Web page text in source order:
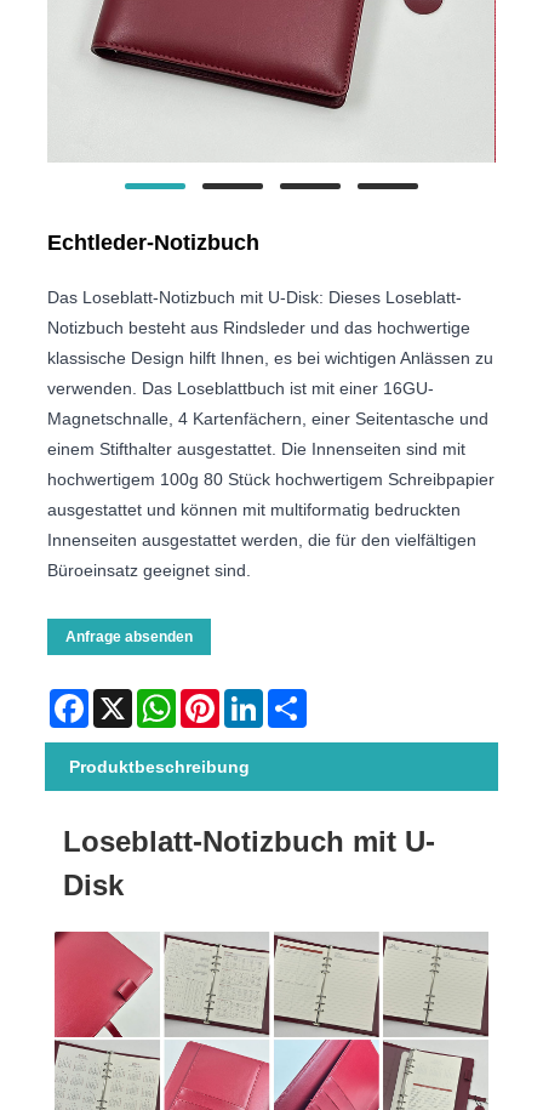
Echtleder-Notizbuch
Das Loseblatt-Notizbuch mit U-Disk: Dieses Loseblatt-
Notizbuch besteht aus Rindsleder und das hochwertige
klassische Design hilft Ihnen, es bei wichtigen Anlässen zu
verwenden. Das Loseblattbuch ist mit einer 16GU-
Magnetschnalle, 4 Kartenfächern, einer Seitentasche und
einem Stifthalter ausgestattet. Die Innenseiten sind mit
hochwertigem 100g 80 Stück hochwertigem Schreibpapier
ausgestattet und können mit multiformatig bedruckten
Innenseiten ausgestattet werden, die für den vielfältigen
Büroeinsatz geeignet sind.
Anfrage absenden
Facebook
X WhatsAppPinterestLinkedIn
Produktbeschreibung
Loseblatt-Notizbuch mit U-
Disk